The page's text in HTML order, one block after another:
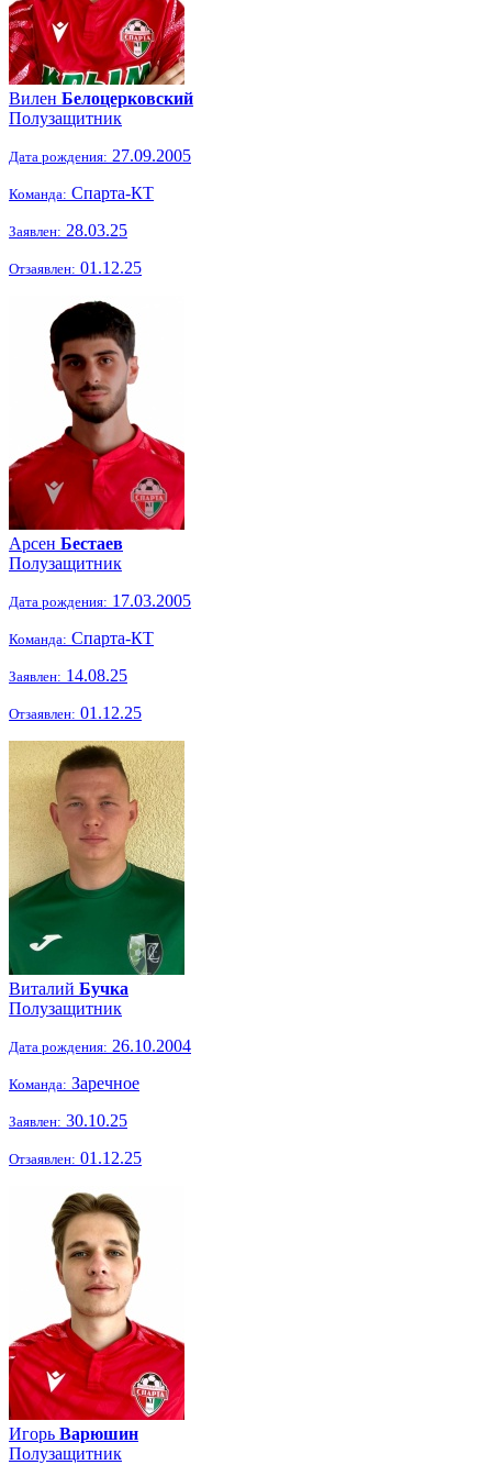
Вилен Белоцерковский
Полузащитник
Дата рождения: 27.09.2005
Команда: Спарта-КТ
Заявлен: 28.03.25
Отзаявлен: 01.12.25
Арсен Бестаев
Полузащитник
Дата рождения: 17.03.2005
Команда: Спарта-КТ
Заявлен: 14.08.25
Отзаявлен: 01.12.25
Виталий Бучка
Полузащитник
Дата рождения: 26.10.2004
Команда: Заречное
Заявлен: 30.10.25
Отзаявлен: 01.12.25
Игорь Варюшин
Полузащитник